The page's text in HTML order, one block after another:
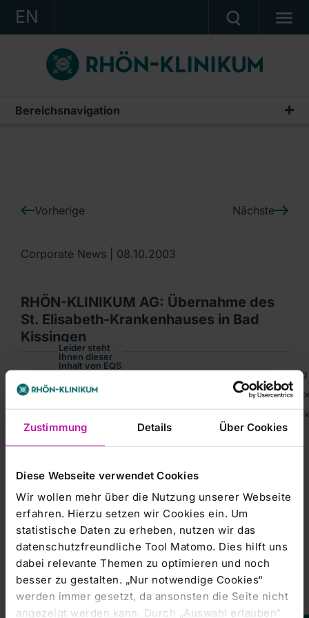
Zustimmung Details Über Cookies
Diese Webseite verwendet Cookies
Wir wollen mehr über die Nutzung unserer Webseite
erfahren. Hierzu setzen wir Cookies ein. Um
statistische Daten zu erheben, nutzen wir das
datenschutzfreundliche Tool Matomo. Dies hilft uns
dabei relevante Themen zu optimieren und noch
besser zu gestalten. „Nur notwendige Cookies“
werden immer gesetzt, da ansonsten die Seite nicht
angezeigt werden kann. Durch „Auswahl erlauben“
EN
KONZERN
KLINIKEN
KARRIERE
Ein Unternehmen der RHÖN-KLINIKUM AG
Bereichsnavigation
IR-News
Vorherige Nächste
Corporate News | 08.10.2003
RHÖN-KLINIKUM AG: Übernahme des
St. Elisabeth-Krankenhauses in Bad
Kissingen
Corporate-News übermittelt durch die DGAP.Für den Inhalt der
RHÖN-KLINIKUM AG, Bad Neustadt a.d. Saale:- Übernahme des St.
WKN: 704230; ISIN: DE0007042301; Index: MDAXNotiert: Amtlicher
Leider steht
Ihnen dieser
Inhalt von EQS
aktuell nicht
zur
Um Ihnen das
Nutzererlebnis
ermöglichen,
Einstellungen
anzupassen.
Marketing-
Cookies
akzeptieren